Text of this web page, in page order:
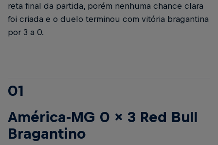
reta final da partida, porém nenhuma chance clara
foi criada e o duelo terminou com vitória bragantina
por 3 a 0.
01
América-MG 0 x 3 Red Bull
Bragantino